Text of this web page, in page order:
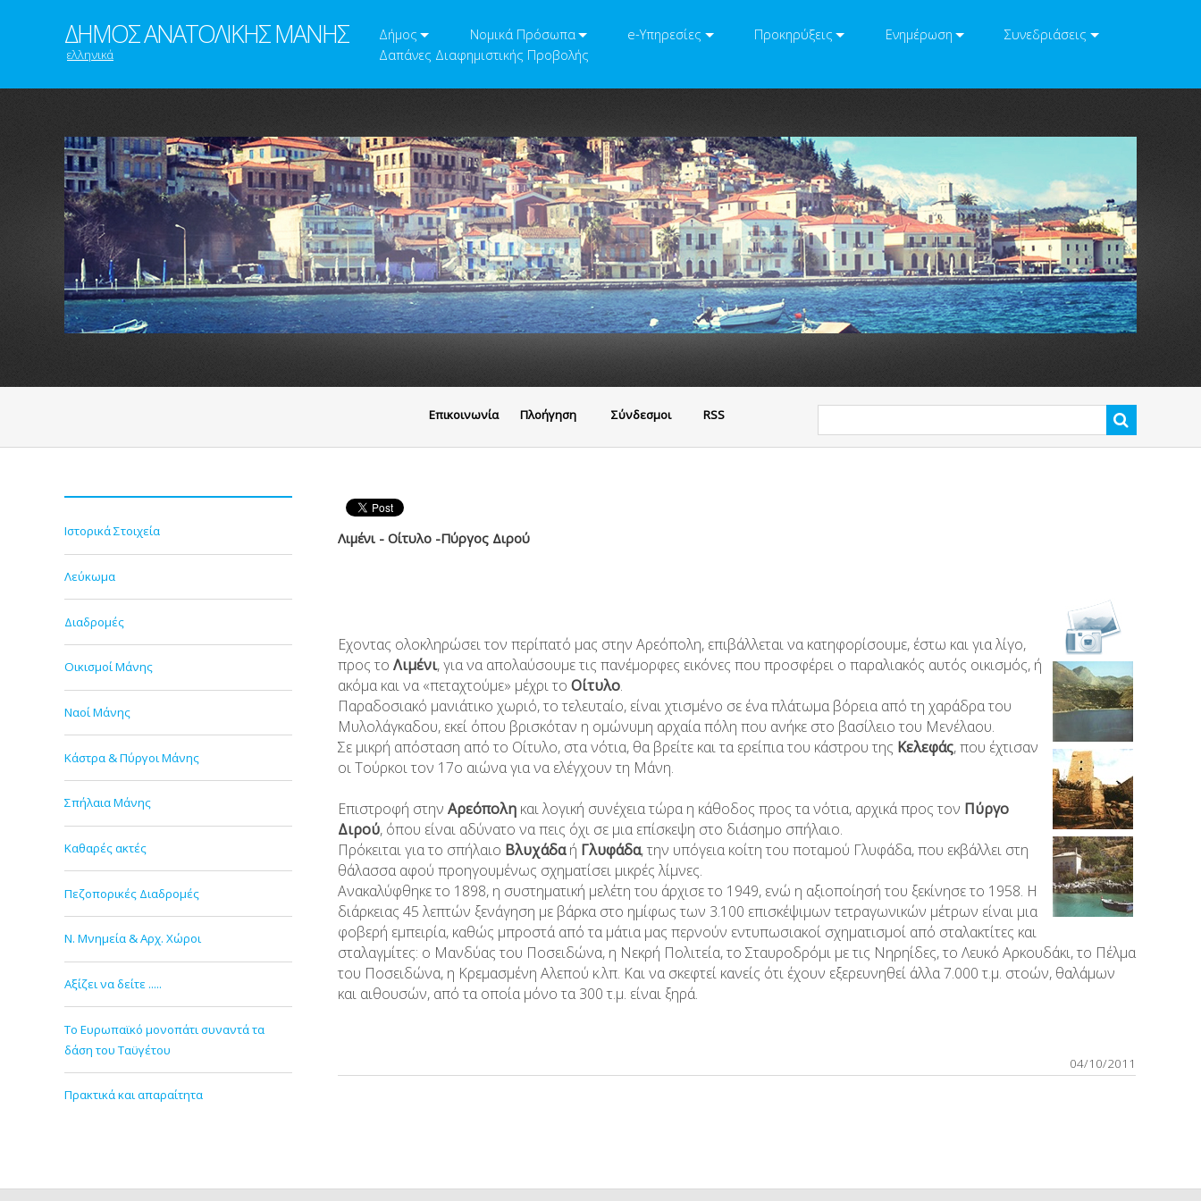
ΔΗΜΟΣ ΑΝΑΤΟΛΙΚΗΣ ΜΑΝΗΣ
ελληνικά
Δήμος Νομικά Πρόσωπα e-Υπηρεσίες Προκηρύξεις Ενημέρωση
Συνεδριάσεις
Δαπάνες Διαφημιστικής Προβολής
Eπικοινωνία Πλοήγηση Σύνδεσμοι RSS
Ιστορικά Στοιχεία
Λεύκωμα
Διαδρομές
Οικισμοί Μάνης
Ναοί Μάνης
Κάστρα & Πύργοι Μάνης
Σπήλαια Μάνης
Καθαρές ακτές
Πεζοπορικές Διαδρομές
Ν. Μνημεία & Αρχ. Χώροι
Αξίζει να δείτε .....
Το Ευρωπαϊκό μονοπάτι συναντά τα
δάση του Ταϋγέτου
Πρακτικά και απαραίτητα
Λιμένι - Οίτυλο -Πύργος Διρού
Εχοντας ολοκληρώσει τον περίπατό μας στην Αρεόπολη, επιβάλλεται να κατηφορίσουμε, έστω και για λίγο,
προς τοΛιμένι, για να απολαύσουμε τις πανέμορφες εικόνες που προσφέρει ο παραλιακός αυτός οικισμός, ή
ακόμα και να «πεταχτούμε» μέχρι τοΟίτυλο.
Παραδοσιακό μανιάτικο χωριό, το τελευταίο, είναι χτισμένο σε ένα πλάτωμα βόρεια από τη χαράδρα του
Μυλολάγκαδου, εκεί όπου βρισκόταν η ομώνυμη αρχαία πόλη που ανήκε στο βασίλειο του Μενέλαου.
Σε μικρή απόσταση από το Οίτυλο, στα νότια, θα βρείτε και τα ερείπια του κάστρου της Κελεφάς, που έχτισαν
οι Τούρκοι τον 17ο αιώνα για να ελέγχουν τη Μάνη.
Επιστροφή στηνΑρεόπολη και λογική συνέχεια τώρα η κάθοδος προς τα νότια, αρχικά προς τον Πύργο
Διρού, όπου είναι αδύνατο να πεις όχι σε μια επίσκεψη στο διάσημο σπήλαιο.
Πρόκειται για το σπήλαιο Βλυχάδαή Γλυφάδα, την υπόγεια κοίτη του ποταμού Γλυφάδα, που εκβάλλει στη
θάλασσα αφού προηγουμένως σχηματίσει μικρές λίμνες.
Ανακαλύφθηκε το 1898, η συστηματική μελέτη του άρχισε το 1949, ενώ η αξιοποίησή του ξεκίνησε το 1958. Η
διάρκειας 45 λεπτών ξενάγηση με βάρκα στο ημίφως των 3.100 επισκέψιμων τετραγωνικών μέτρων είναι μια
φοβερή εμπειρία, καθώς μπροστά από τα μάτια μας περνούν εντυπωσιακοί σχηματισμοί από σταλακτίτες και
σταλαγμίτες: ο Μανδύας του Ποσειδώνα, η Νεκρή Πολιτεία, το Σταυροδρόμι με τις Νηρηίδες, το Λευκό Αρκουδάκι, το Πέλμα
του Ποσειδώνα, η Κρεμασμένη Αλεπού κ.λπ. Και να σκεφτεί κανείς ότι έχουν εξερευνηθεί άλλα 7.000 τ.μ. στοών, θαλάμων
και αιθουσών, από τα οποία μόνο τα 300 τ.μ. είναι ξηρά.
04/10/2011